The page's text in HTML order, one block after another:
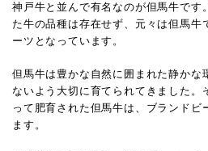
神戸牛と並んで有名なのが但馬牛です
た牛の品種は存在せず、元々は但馬牛
ーツとなっています。
但馬牛は豊かな自然に囲まれた静かな
ないよう大切に育てられてきました。
って肥育された但馬牛は、ブランドビ
ます。